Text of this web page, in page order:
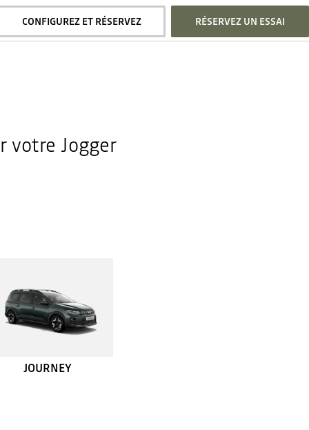
CONFIGUREZ ET RÉSERVEZ RÉSERVEZ UN ESSAI
votre Jogger
JOURNEY